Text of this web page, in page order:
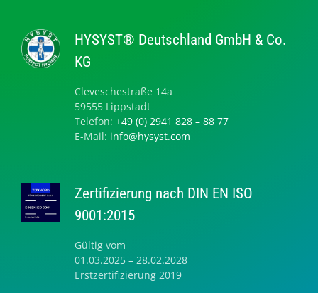
HYSYST® Deutschland GmbH & Co.
KG
Cleveschestraße 14a
59555 Lippstadt
Telefon: +49 (0) 2941 828 – 88 77
E-Mail: info@hysyst.com
Zertifizierung nach DIN EN ISO
9001:2015
Gültig vom
01.03.2025 – 28.02.2028
Erstzertifizierung 2019